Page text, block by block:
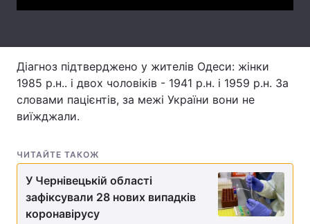
Відео з Youtube Статті
Інтерв'ю Думки
Архів Вакансії
Контакти
Діагноз підтверджено у жителів Одеси: жінки
1985 р.н.. і двох чоловіків - 1941 р.н. і 1959 р.н. За
словами пацієнтів, за межі України вони не
виїжджали.
ЧИТАЙТЕ ТАКОЖ
У Чернівецькій області
зафіксували 28 нових випадків
коронавірусу